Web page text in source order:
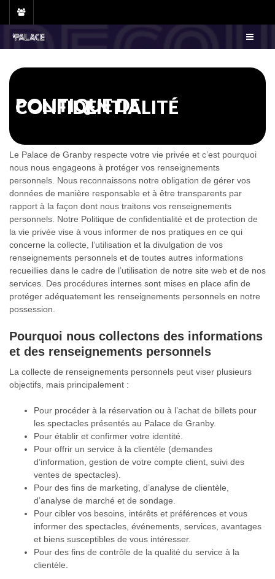
content
POLITIQUE DE
CONFIDENTIALITÉ
Le Palace de Granby respecte votre vie privée et c’est pourquoi
nous nous engageons à protéger vos renseignements
personnels. Nous reconnaissons notre obligation de gérer vos
données de manière responsable et à être transparents par
rapport à la façon dont nous traitons vos renseignements
personnels. Notre Politique de confidentialité et de protection de
la vie privée vise à vous informer de nos pratiques en ce qui
concerne la collecte, l’utilisation et la divulgation de vos
renseignements personnels et de toutes autres informations
recueillies dans le cadre de l’utilisation de notre site web et de nos
services. Des procédures internes sont mises en place afin de
protéger adéquatement les renseignements personnels en notre
possession.
Pourquoi nous collectons des informations
et des renseignements personnels
La collecte de renseignements personnels peut viser plusieurs
objectifs, mais principalement :
Pour procéder à la réservation ou à l’achat de billets pour
les spectacles présentés au Palace de Granby.
Pour établir et confirmer votre identité.
Pour offrir un service à la clientèle (demandes
d’information, gestion de votre compte client, suivi des
ventes de spectacles).
Pour des fins de marketing, d’analyse de clientèle,
d’analyse de marché et de sondage.
Pour cibler vos besoins, intérêts et préférences et vous
informer des spectacles, événements, services, avantages
et biens susceptibles de vous intéresser.
Pour des fins de contrôle de la qualité du service à la
clientèle.